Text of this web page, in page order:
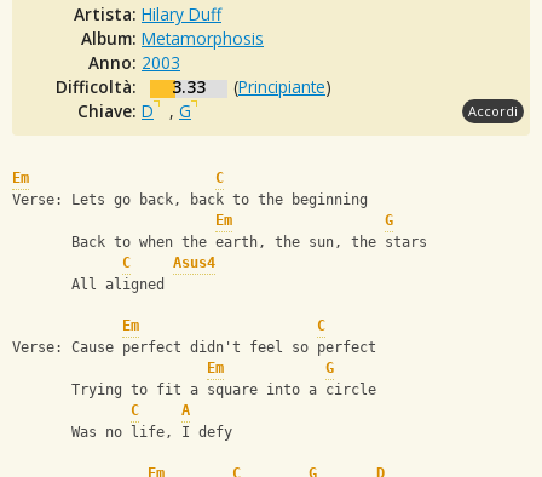
Artista: Hilary Duff
Album: Metamorphosis
Anno: 2003
Difficoltà:
3.33 (Principiante)
Chiave: D , G Accordi
Em
C
Verse: Lets go back, back to the beginning
Em
G
       Back to when the earth, the sun, the stars
C
Asus4
       All aligned
Em
C
Verse: Cause perfect didn't feel so perfect
Em
G
       Trying to fit a square into a circle
C
A
       Was no life, I defy